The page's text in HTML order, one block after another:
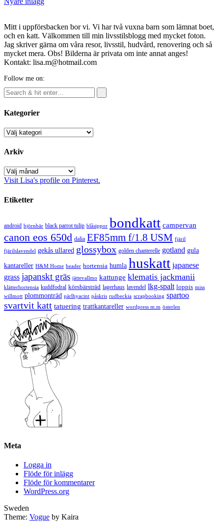
Inläggsnavigering
Mitt i uppförsbacken bor vi. Vi har två vuxna barn som lämnat boet,
och en katt. Välkommen till min livsstilsblogg med mycket foton.
Jag skriver gärna om våra resor, livsstil, hudvård, renovering och så
mycket mera. Obs! Bilderna är privata om inte annat anges!
Kontakt: lisa.m@hotmail.com
Follow me on:
Kategorier
Kategorier
Arkiv
Arkiv
Visit Lisa's profile on Pinterest.
Etiketter
android björnbär black parrot tulip blåsippor bondkatt campervan
canon eos 650d dalia EF85mm f/1.8 USM fjäril
fjärilslavendel gekås ullared glossybox golden chanterelle gotland gula
kantareller H&M Home header hortensia humla huskatt japanese
grass japanskt gräs jättevallmo kattunge klematis jackmanii
klätterhortensia kuddfodral körsbärsträd lagerhaus lavendel lkg-spalt loppis miss
willmott plommonträd pärlhyacint påskris rudbeckia scrapbooking spartoo
svartvit katt tatuering trattkantareller wordpress m.m österlen
Meta
Logga in
Flöde för inlägg
Flöde för kommentarer
WordPress.org
Sweden
Theme: Vogue by Kaira